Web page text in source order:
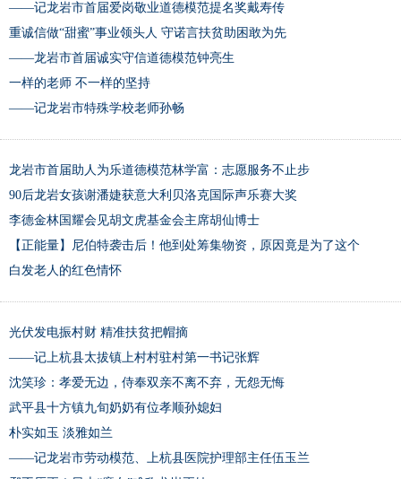
——记龙岩市首届爱岗敬业道德模范提名奖戴寿传
重诚信做“甜蜜”事业领头人 守诺言扶贫助困敢为先
——龙岩市首届诚实守信道德模范钟亮生
一样的老师 不一样的坚持
——记龙岩市特殊学校老师孙畅
龙岩市首届助人为乐道德模范林学富：志愿服务不止步
90后龙岩女孩谢潘婕获意大利贝洛克国际声乐赛大奖
李德金林国耀会见胡文虎基金会主席胡仙博士
【正能量】尼伯特袭击后！他到处筹集物资，原因竟是为了这个
白发老人的红色情怀
光伏发电振村财 精准扶贫把帽摘
——记上杭县太拔镇上村村驻村第一书记张辉
沈笑珍：孝爱无边，侍奉双亲不离不弃，无怨无悔
武平县十方镇九旬奶奶有位孝顺孙媳妇
朴实如玉 淡雅如兰
——记龙岩市劳动模范、上杭县医院护理部主任伍玉兰